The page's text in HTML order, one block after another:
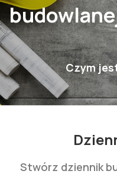
Czym
Stwórz dziennik